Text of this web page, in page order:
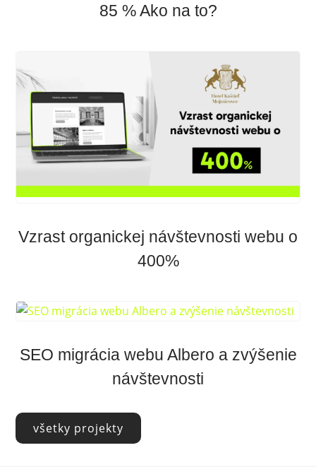
85 % Ako na to?
Vzrast organickej návštevnosti webu o
400%
SEO migrácia webu Albero a zvýšenie
návštevnosti
všetky projekty